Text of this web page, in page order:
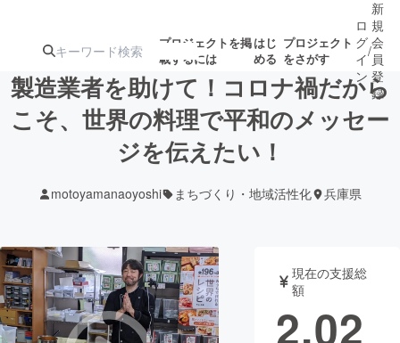
プロジェクトを掲
載するには
はじ
める
プロジェクト
をさがす
注目のリ 注目の新着プロ
ジェクト
募集終了が近いプ
テクノロジー・ガジェット
映像・映画 書籍・雑誌
ロ
グ
イ
ン
/
新
規
会
員
登
録
製造業者を助けて！コロナ禍だから
こそ、世界の料理で平和のメッセー
ジを伝えたい！
motoyamanaoyoshi まちづくり・地域活性化 兵庫県
現在の支援総
額
2,02